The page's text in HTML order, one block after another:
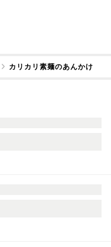
カリカリ素麺のあんかけ